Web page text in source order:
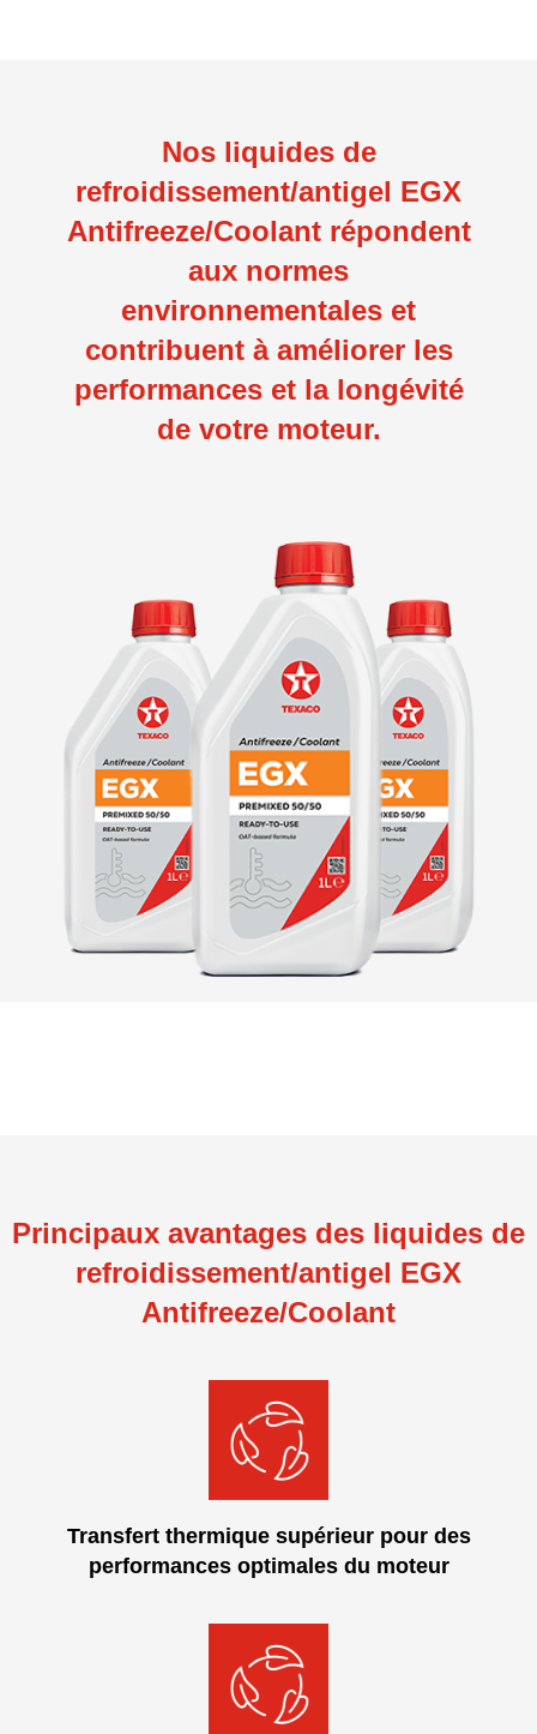
Nos liquides de
refroidissement/antigel EGX
Antifreeze/Coolant répondent
aux normes
environnementales et
contribuent à améliorer les
performances et la longévité
de votre moteur.
Principaux avantages des liquides de
refroidissement/antigel EGX
Antifreeze/Coolant
Transfert thermique supérieur pour des
performances optimales du moteur